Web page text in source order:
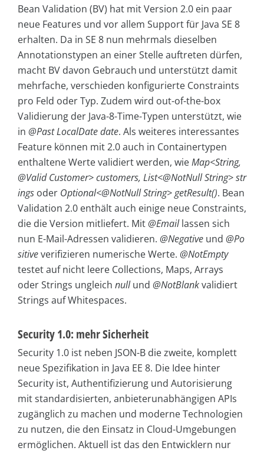
Bean Validation (BV) hat mit Version 2.0 ein paar
neue Features und vor allem Support für Java SE 8
erhalten. Da in SE 8 nun mehrmals dieselben
Annotationstypen an einer Stelle auftreten dürfen,
macht BV davon Gebrauch und unterstützt damit
mehrfache, verschieden konfigurierte Constraints
pro Feld oder Typ. Zudem wird out-of-the-box
Validierung der Java-8-Time-Typen unterstützt, wie
in @Past LocalDate date. Als weiteres interessantes
Feature können mit 2.0 auch in Containertypen
enthaltene Werte validiert werden, wieMap<String,
@Valid Customer> customers, List<@NotNull String> str
ings oder Optional<@NotNull String> getResult(). Bean
Validation 2.0 enthält auch einige neue Constraints,
die die Version mitliefert. Mit@Emaillassen sich
nun E-Mail-Adressen validieren. @Negative und @Po
sitiveverifizieren numerische Werte. @NotEmpty
testet auf nicht leere Collections, Maps, Arrays
oder Strings ungleich nullund @NotBlankvalidiert
Strings auf Whitespaces.
Security 1.0: mehr Sicherheit
Security 1.0 ist neben JSON-B die zweite, komplett
neue Spezifikation in Java EE 8. Die Idee hinter
Security ist, Authentifizierung und Autorisierung
mit standardisierten, anbieterunabhängigen APIs
zugänglich zu machen und moderne Technologien
zu nutzen, die den Einsatz in Cloud-Umgebungen
ermöglichen. Aktuell ist das den Entwicklern nur